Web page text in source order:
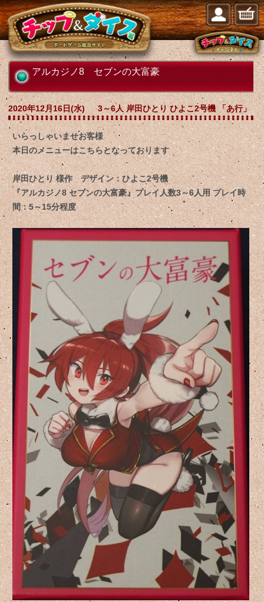
アルカジノ8 セブンの大富豪
2020年12月16日(水) 3～6人 岸田ひとり ひよこ2号機 「あ行」
いらっしゃいませお客様
本日のメニューはこちらとなっております
岸田ひとり 様作 デザイン：ひよこ2号機
『アルカジノ8 セブンの大富豪』プレイ人数3～6人用 プレイ時
間：5～15分程度